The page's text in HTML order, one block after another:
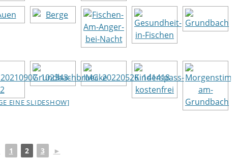
EINE SLIDESHOW]
1 2 3 ►